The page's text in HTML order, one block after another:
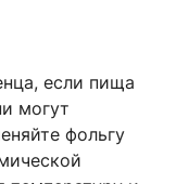
если пища
могут
фольгу